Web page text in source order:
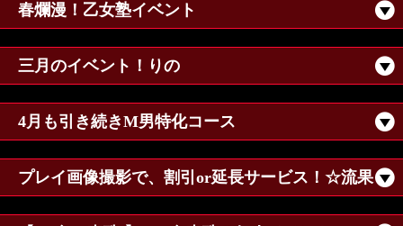
春爛漫！乙女塾イベント
三月のイベント！りの
4月も引き続きM男特化コース
プレイ画像撮影で、割引or延長サービス！☆流果